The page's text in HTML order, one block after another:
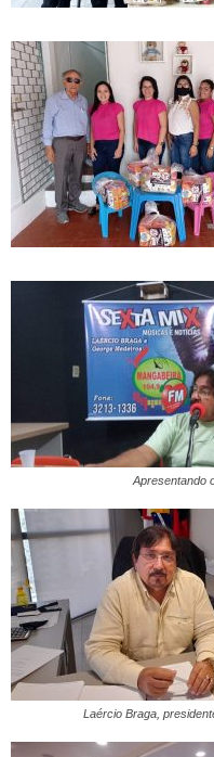
Apresentando
Laércio Braga,